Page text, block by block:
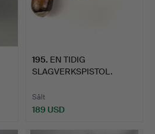
195. EN TIDIG
SLAGVERKSPISTOL.
Sålt
189 USD